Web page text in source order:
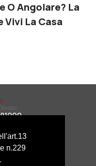
n.229
O Angolare? La
Vivi La Casa